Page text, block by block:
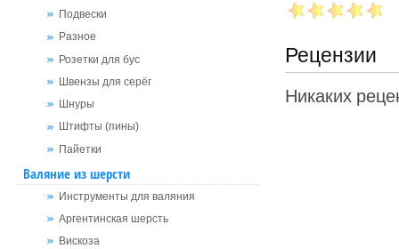
Подвески
Разное
Розетки для бус
Швензы для серёг
Шнуры
Штифты (пины)
Пайетки
Валяние из шерсти
Инструменты для валяния
Аргентинская шерсть
Вискоза
Рецензии
Никаких